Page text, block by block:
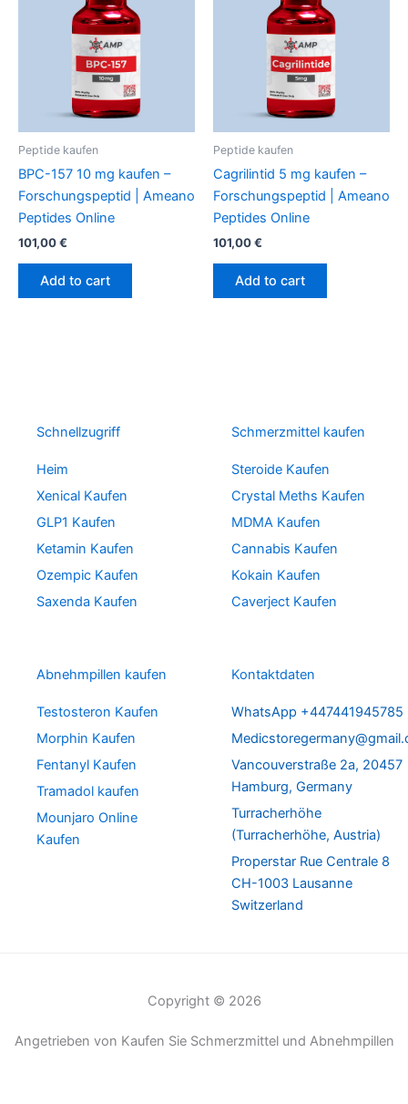
Peptide kaufen
BPC-157 10 mg kaufen –
Forschungspeptid | Ameano
Peptides Online
101,00€
Add to cart
Peptide kaufen
Cagrilintid 5 mg kaufen –
Forschungspeptid | Ameano
Peptides Online
101,00€
Add to cart
Schnellzugriff
Heim
Xenical Kaufen
GLP1 Kaufen
Ketamin Kaufen
Ozempic Kaufen
Saxenda Kaufen
Schmerzmittel kaufen
Steroide Kaufen
Crystal Meths Kaufen
MDMA Kaufen
Cannabis Kaufen
Kokain Kaufen
Caverject Kaufen
Abnehmpillen kaufen
Testosteron Kaufen
Morphin Kaufen
Fentanyl Kaufen
Tramadol kaufen
Mounjaro Online
Kaufen
Kontaktdaten
WhatsApp +447441945785
Vancouverstraße 2a, 20457
Hamburg, Germany
Turracherhöhe
(Turracherhöhe, Austria)
Properstar Rue Centrale 8
CH-1003 Lausanne
Switzerland
Copyright © 2026
Angetrieben von Kaufen Sie Schmerzmittel und Abnehmpillen